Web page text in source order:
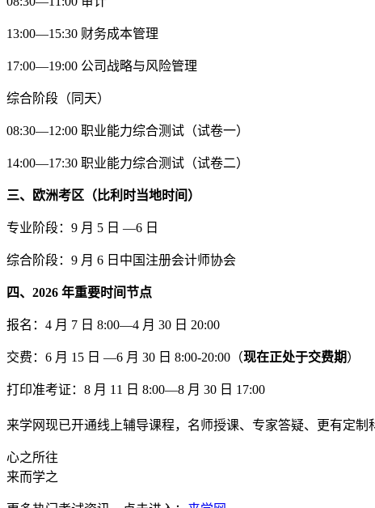
13:00—15:30 财务成本管理
17:00—19:00 公司战略与风险管理
综合阶段（同天）
08:30—12:00 职业能力综合测试（试卷一）
14:00—17:30 职业能力综合测试（试卷二）
三、欧洲考区（比利时当地时间）
专业阶段：9 月 5 日 —6 日
综合阶段：9 月 6 日中国注册会计师协会
四、2026 年重要时间节点
报名：4 月 7 日 8:00—4 月 30 日 20:00
交费：6 月 15 日 —6 月 30 日 8:00-20:00（现在正处于交费期）
打印准考证：8 月 11 日 8:00—8 月 30 日 17:00
来学网现已开通线上辅导课程，名师授课、专家答疑、更有定制
心之所往
来而学之